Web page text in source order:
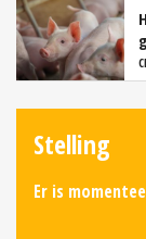
Stelling
Er is